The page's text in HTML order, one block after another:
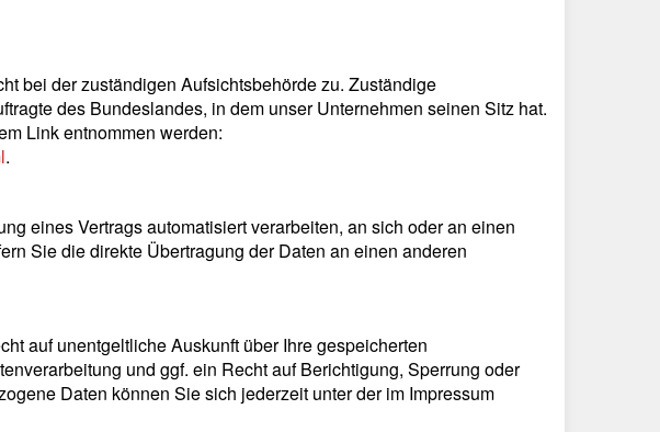
bei der zuständigen Aufsichtsbehörde zu. Zuständige
des Bundeslandes, in dem unser Unternehmen seinen Sitz hat.
Link entnommen werden:
.
eines Vertrags automatisiert verarbeiten, an sich oder an einen
Sie die direkte Übertragung der Daten an einen anderen
auf unentgeltliche Auskunft über Ihre gespeicherten
und ggf. ein Recht auf Berichtigung, Sperrung oder
Daten können Sie sich jederzeit unter der im Impressum